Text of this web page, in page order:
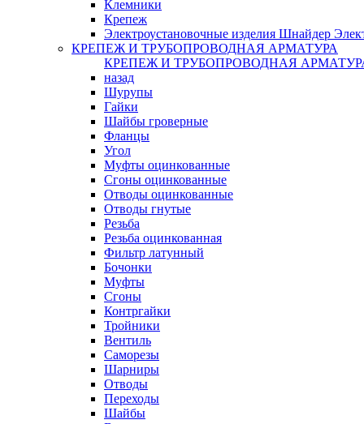
Клемники
Крепеж
Электроустановочные изделия Шнайдер
КРЕПЕЖ И ТРУБОПРОВОДНАЯ АРМАТУРА
КРЕПЕЖ И ТРУБОПРОВОДНАЯ
назад
Шурупы
Гайки
Шайбы гроверные
Фланцы
Угол
Муфты оцинкованные
Сгоны оцинкованные
Отводы оцинкованные
Отводы гнутые
Резьба
Резьба оцинкованная
Фильтр латунный
Бочонки
Муфты
Сгоны
Контргайки
Тройники
Вентиль
Саморезы
Шарниры
Отводы
Переходы
Шайбы